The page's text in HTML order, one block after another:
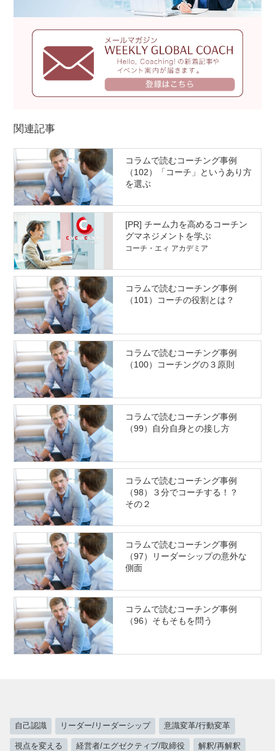
関連記事
コラムで読むコーチング事例
（102）「コーチ」というあり方
を選ぶ
[PR] チーム力を高めるコーチン
グマネジメントを学ぶ
コーチ・エィ アカデミア
コラムで読むコーチング事例
（101）コーチの役割とは？
コラムで読むコーチング事例
（100）コーチングの３原則
コラムで読むコーチング事例
（99）自分自身との接し方
コラムで読むコーチング事例
（98）３分でコーチする！？
その２
コラムで読むコーチング事例
（97）リーダーシップの意外な
側面
コラムで読むコーチング事例
（96）そもそもを問う
自己認識 リーダー/リーダーシップ 意識変革/行動変革
視点を変える 経営者/エグゼクティブ/取締役 解釈/再解釈